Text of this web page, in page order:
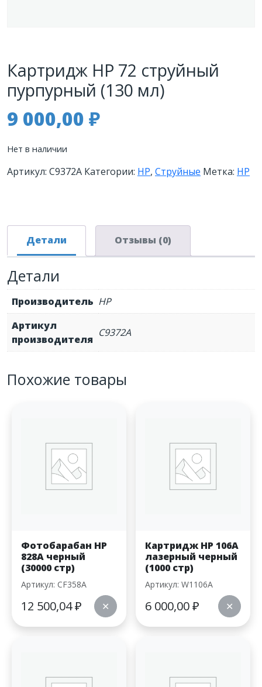
Картридж HP 72 струйный
пурпурный (130 мл)
9 000,00 ₽
Нет в наличии
Артикул: C9372A Категории: HP, Струйные Метка: HP
Детали Отзывы (0)
Детали
Производитель HP
Артикул
производителя
C9372A
Похожие товары
Фотобарабан HP
828A черный
(30000 стр)
Артикул: CF358A
12 500,04₽ ✕
Картридж HP 106A
лазерный черный
(1000 стр)
Артикул: W1106A
6 000,00₽ ✕